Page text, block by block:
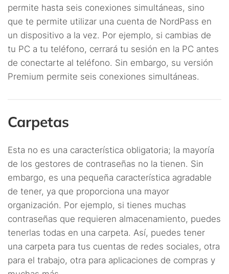
permite hasta seis conexiones simultáneas, sino
que te permite utilizar una cuenta de NordPass en
un dispositivo a la vez. Por ejemplo, si cambias de
tu PC a tu teléfono, cerrará tu sesión en la PC antes
de conectarte al teléfono. Sin embargo, su versión
Premium permite seis conexiones simultáneas.
Carpetas
Esta no es una característica obligatoria; la mayoría
de los gestores de contraseñas no la tienen. Sin
embargo, es una pequeña característica agradable
de tener, ya que proporciona una mayor
organización. Por ejemplo, si tienes muchas
contraseñas que requieren almacenamiento, puedes
tenerlas todas en una carpeta. Así, puedes tener
una carpeta para tus cuentas de redes sociales, otra
para el trabajo, otra para aplicaciones de compras y